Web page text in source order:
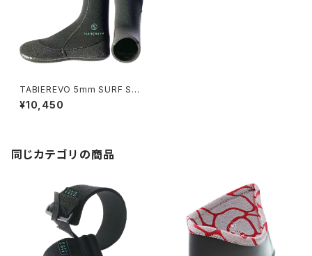
TABIEREVO 5mm SURF SO
CKS
¥10,450
同じカテゴリの商品